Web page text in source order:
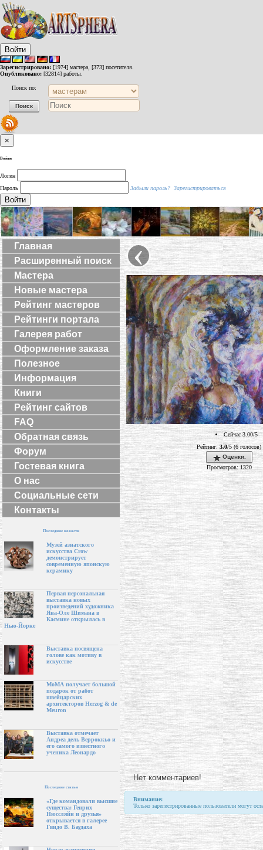
Войти
Зарегистрировано: [1974] мастера, [373] посетителя.
Опубликовано: [32814] работы.
Поиск по:
×
Войти
Логин
Пароль
Забыли пароль? Зарегистрироваться
Войти
Главная
Расширенный поиск
Мастера
Новые мастера
Рейтинг мастеров
Рейтинги портала
Галерея работ
Оформление заказа
Полезное
Информация
Книги
Рейтинг сайтов
FAQ
Обратная связь
Форум
Гостевая книга
О нас
Социальные сети
Контакты
Последние новости
Музей азиатского
искусства Crow
демонстрирует
современную японскую
керамику
Первая персональная
выставка новых
произведений художника
Яна-Оле Шимана в
Касмине открылась в
Нью-Йорке
Выставка посвящена
голове как мотиву в
искусстве
МоМА получает большой
подарок от работ
швейцарских
архитекторов Herzog & de
Meuron
Выставка отмечает
Андреа дель Верроккьо и
его самого известного
ученика Леонардо
Последние статьи
«Где командовали высшие
существа: Генрих
Нюссляйн и друзья»
открывается в галерее
Гвидо В. Баудаха
‹
Сейчас 3.00/5
Рейтинг:3.0/5 (6 голосов)
Оценки.
Просмотров: 1320
Нет комментариев!
Внимание:
Только зарегистрированные пользователи могут